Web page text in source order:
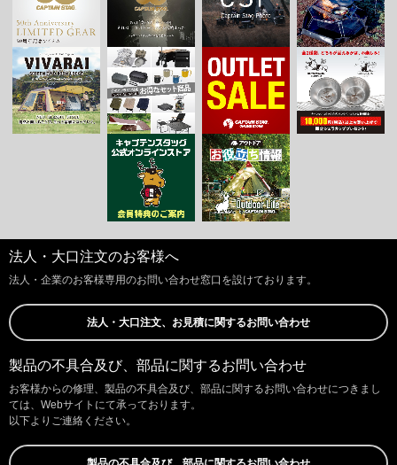
法人・大口注文のお客様へ
法人・企業のお客様専用のお問い合わせ窓口を設けております。
法人・大口注文、お見積に関するお問い合わせ
製品の不具合及び、部品に関するお問い合わせ
お客様からの修理、製品の不具合及び、部品に関するお問い合わせにつきまし
ては、Webサイトにて承っております。
以下よりご連絡ください。